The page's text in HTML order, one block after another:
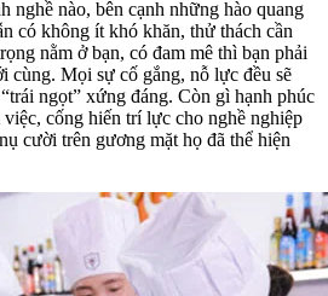
nghề nào, bên cạnh những hào quang
có không ít khó khăn, thử thách cần
nằm ở bạn, có đam mê thì bạn phải
cùng. Mọi sự cố gắng, nỗ lực đều sẽ
ngọt” xứng đáng. Còn gì hạnh phúc
cống hiến trí lực cho nghề nghiệp
cười trên gương mặt họ đã thể hiện